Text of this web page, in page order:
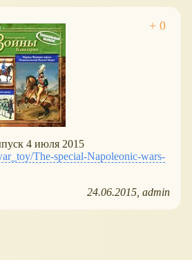
4 июля 2015
The-special-Napoleonic-wars-
24.06.2015 admin